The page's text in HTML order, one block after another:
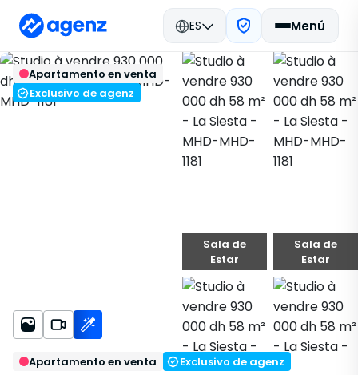
ES Menú
Volver
Bienes raíces en Marruecos
Comprar
Mohammedia
Apartamento
La Siesta
MHD-MHD-1181
Guardar
Apartamento en venta
Exclusivo de agenz
Sala de
Estar
Sala de
Estar
Apartamento en venta Exclusivo de agenz